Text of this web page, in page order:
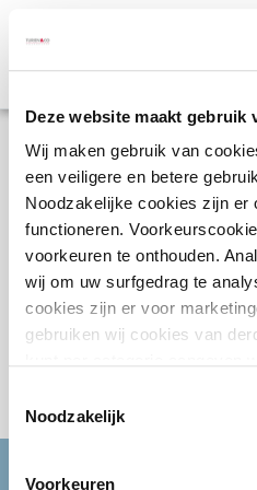
Deze website maakt gebruik
Wij maken gebruik van
een veiligere en betere
Noodzakelijke cookies zijn er
functioneren.
voorkeuren te onthouden.
wij om uw surfgedrag te
cookies zijn er voor
gebruiken wij cookies van
Noodzakelijk
Voorkeuren
Error code: 404
Keer terug naar de homepagina
Neem contact met ons op
Errors